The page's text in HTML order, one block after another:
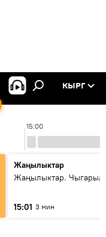
КЫРГ
15:00
Жаңылыктар
Жаңылыктар.
15:01 3 мин